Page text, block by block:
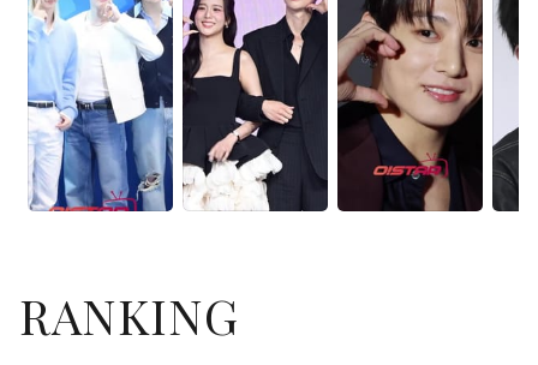
RANKING